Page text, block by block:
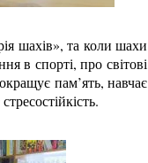
шахів», та коли шахи
в спорті, про світові
пам’ять, навчає